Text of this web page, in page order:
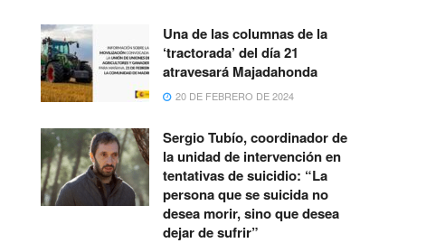
Una de las columnas de la
‘tractorada’ del día 21
atravesará Majadahonda
20 DE FEBRERO DE 2024
Sergio Tubío, coordinador de
la unidad de intervención en
tentativas de suicidio: “La
persona que se suicida no
desea morir, sino que desea
dejar de sufrir”